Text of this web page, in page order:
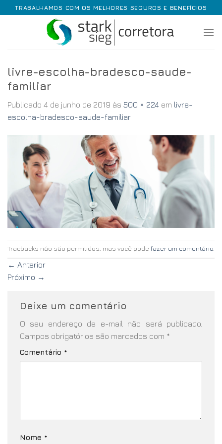
TRABALHAMOS COM OS MELHORES SEGUROS E BENEFÍCIOS
livre-escolha-bradesco-saude-
familiar
Publicado 4 de junho de 2019 às 500 × 224 em livre-
escolha-bradesco-saude-familiar
Tracbacks não são permitidos, mas você pode fazer um comentário
← Anterior
Próximo →
Deixe um comentário
O seu endereço de e-mail não será publicado.
Campos obrigatórios são marcados com *
Comentário *
Nome *